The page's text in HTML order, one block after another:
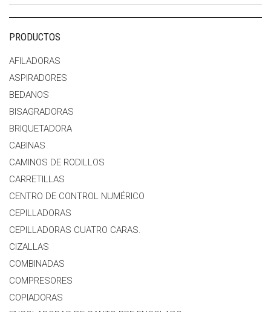
PRODUCTOS
AFILADORAS
ASPIRADORES
BEDANOS
BISAGRADORAS
BRIQUETADORA
CABINAS
CAMINOS DE RODILLOS
CARRETILLAS
CENTRO DE CONTROL NUMÉRICO
CEPILLADORAS
CEPILLADORAS CUATRO CARAS.
CIZALLAS
COMBINADAS
COMPRESORES
COPIADORAS